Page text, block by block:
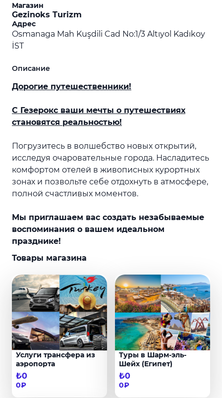
Магазин
Gezinoks Turizm
Адрес
Osmanaga Mah Kuşdili Cad No:1/3 Altıyol Kadıkoy
İST
Описание
Дорогие путешественники!
С Гезерокс ваши мечты о путешествиях
становятся реальностью!
Погрузитесь в волшебство новых открытий,
исследуя очаровательные города. Насладитесь
комфортом отелей в живописных курортных
зонах и позвольте себе отдохнуть в атмосфере,
полной счастливых моментов.
Мы приглашаем вас создать незабываемые
воспоминания о вашем идеальном
празднике!
Товары магазина
Услуги трансфера из
аэропорта
₺0
0₽
Туры в Шарм-эль-
Шейх (Египет)
₺0
0₽